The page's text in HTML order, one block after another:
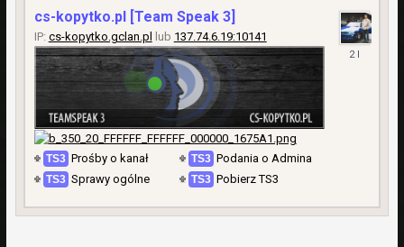
cs-kopytko.pl [Team Speak 3]
IP: cs-kopytko.gclan.pl lub 137.74.6.19:10141
Prośby o kanał
Podania o Admina
Sprawy ogólne
Pobierz TS3
21